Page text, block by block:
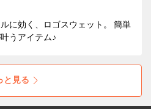
に効く、ロゴスウェット。 簡単
うアイテム♪
と見る